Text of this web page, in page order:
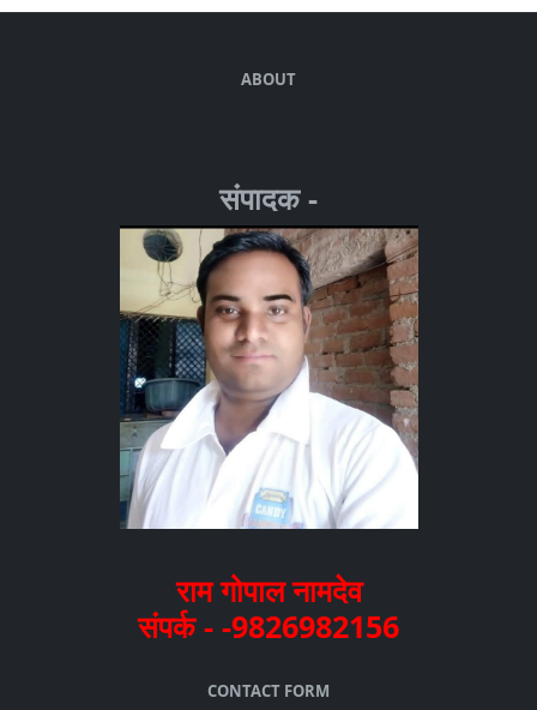
ABOUT
संपादक -
राम गोपाल नामदेव
संपर्क - -9826982156
CONTACT FORM